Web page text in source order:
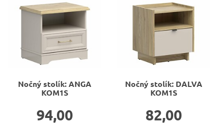
Nočný stolík: ANGA
KOM1S
94,00
Nočný stolík: DALVA
KOM1S
82,00